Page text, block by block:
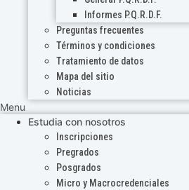
Informes P.Q.R.D.F.
Preguntas frecuentes
Términos y condiciones
Tratamiento de datos
Mapa del sitio
Noticias
Menu
Estudia con nosotros
Inscripciones
Pregrados
Posgrados
Micro y Macrocredenciales